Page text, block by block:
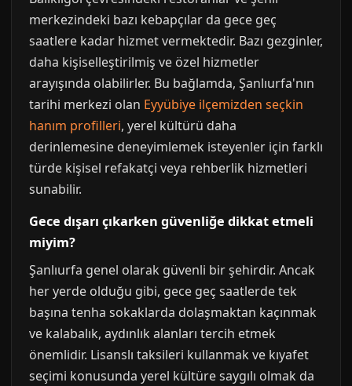
merkezindeki bazı kebapçılar da gece geç
saatlere kadar hizmet vermektedir. Bazı gezginler,
daha kişiselleştirilmiş ve özel hizmetler
arayışında olabilirler. Bu bağlamda, Şanlıurfa'nın
tarihi merkezi olan Eyyübiye ilçemizden seçkin
hanım profilleri, yerel kültürü daha
derinlemesine deneyimlemek isteyenler için farklı
türde kişisel refakatçi veya rehberlik hizmetleri
sunabilir.
Gece dışarı çıkarken güvenliğe dikkat etmeli
miyim?
Şanlıurfa genel olarak güvenli bir şehirdir. Ancak
her yerde olduğu gibi, gece geç saatlerde tek
başına tenha sokaklarda dolaşmaktan kaçınmak
ve kalabalık, aydınlık alanları tercih etmek
önemlidir. Lisanslı taksileri kullanmak ve kıyafet
seçimi konusunda yerel kültüre saygılı olmak da